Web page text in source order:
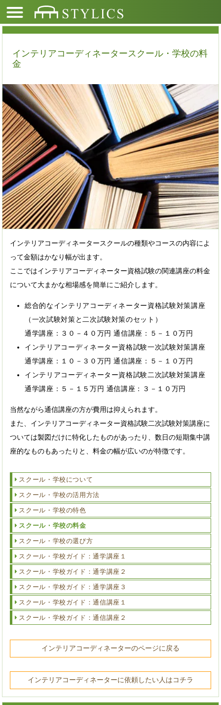
インテリアコーディネータースクール・学校の料
金
インテリアコーディネータースクールの種類やコースの内容によ
って金額はかなり幅が出ます。
ここではインテリアコーディネーター資格試験の関連講座の料金
について大まかな相場感を簡単にご紹介します。
総合的なインテリアコーディネーター資格試験対策講座
（一次試験対策と二次試験対策のセット）
通学講座：３０－４０万円 通信講座：５－１０万円
インテリアコーディネーター資格試験一次試験対策講座
通学講座：１０－３０万円 通信講座：５－１０万円
インテリアコーディネーター資格試験二次試験対策講座
通学講座：５－１５万円 通信講座：３－１０万円
当然ながら通信講座の方が費用は抑えられます。
また、インテリアコーディネーター資格試験二次試験対策講座に
ついては製図だけに特化したものがあったり、数日の短期集中講
座的なものもあったりと、料金の幅が広いのが特徴です。
スクール・学校について
スクール・学校の活用方法
スクール・学校の特色
スクール・学校の料金
スクール・学校の選び方
スクール・学校ガイド：通学講座１
スクール・学校ガイド：通学講座２
スクール・学校ガイド：通学講座３
スクール・学校ガイド：通信講座１
スクール・学校ガイド：通信講座２
インテリアコーディネーターのページに戻る
インテリアコーディネーターに依頼したい人はコチラ